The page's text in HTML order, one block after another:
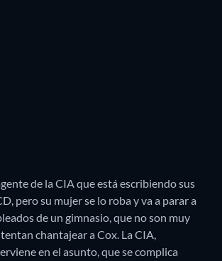
de la CIA que está escribiendo sus
pero su mujer se lo roba y va a parar a
de un gimnasio, que no son muy
chantajear a Cox. La CIA,
en el asunto, que se complica